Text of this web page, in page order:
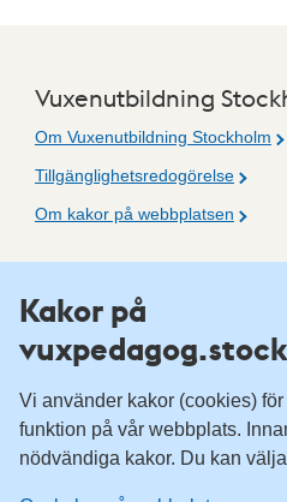
Vuxenutbildning
Om Vuxenutbildning Stockholm
Tillgänglighetsredogörelse
Om kakor på webbplatsen
Fler resurser
Vuxenutbildning Stockholm
Information för leverantörsskolor
Kakor på
Vi använder kakor (cookies)
funktion på vår webbplats.
nödvändiga kakor. Du kan